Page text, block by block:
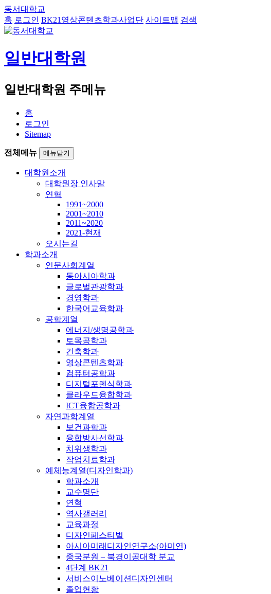
동서대학교
홈 로그인 BK21영상콘텐츠학과사업단 사이트맵 검색
일반대학원
일반대학원 주메뉴
홈
로그인
Sitemap
전체메뉴 메뉴닫기
대학원소개
대학원장 인사말
연혁
1991~2000
2001~2010
2011~2020
2021-현재
오시는길
학과소개
인문사회계열
동아시아학과
글로벌관광학과
경영학과
한국어교육학과
공학계열
에너지/생명공학과
토목공학과
건축학과
영상콘텐츠학과
컴퓨터공학과
디지털포렌식학과
클라우드융합학과
ICT융합공학과
자연과학계열
보건과학과
융합방사선학과
치위생학과
작업치료학과
예체능계열(디자인학과)
학과소개
교수명단
연혁
역사갤러리
교육과정
디자인페스티벌
아시아미래디자인연구소(아미연)
중국분원 – 북경이공대학 분교
4단계 BK21
서비스이노베이션디자인센터
졸업현황